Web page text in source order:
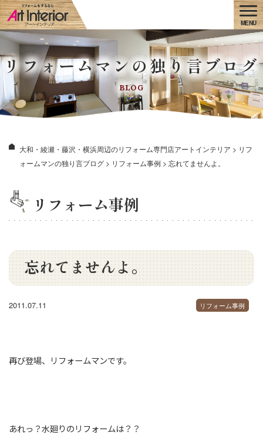
リフォームマンの独り言ブログ
BLOG
大和・綾瀬・藤沢・横浜周辺のリフォーム専門店アートインテリア > リフ
ォームマンの独り言ブログ > リフォーム事例 > 忘れてませんよ。
リフォーム事例
忘れてませんよ。
2011.07.11 リフォーム事例
再び登場、リフォームマンです。
あれっ？水廻りのリフォームは？？